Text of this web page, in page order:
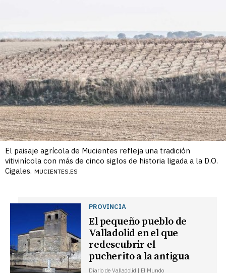
El paisaje agrícola de Mucientes refleja una tradición
vitivinícola con más de cinco siglos de historia ligada a la D.O.
Cigales. MUCIENTES.ES
PROVINCIA
El pequeño pueblo de
Valladolid en el que
redescubrir el
pucherito a la antigua
Diario de Valladolid | El Mundo